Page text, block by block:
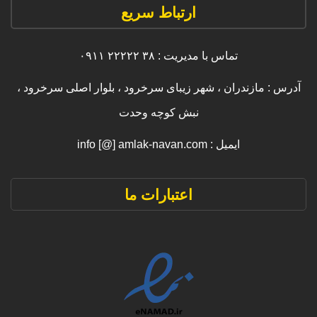
ارتباط سریع
تماس با مدیریت : ۳۸ ۲۲۲۲۲ ۰۹۱۱
آدرس : مازندران ، شهر زیبای سرخرود ، بلوار اصلی سرخرود ،
نبش کوچه وحدت
ایمیل : info [@] amlak-navan.com
اعتبارات ما